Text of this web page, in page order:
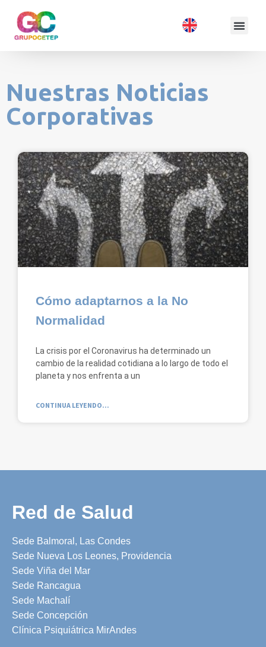
Nuestras Noticias
Corporativas
Cómo adaptarnos a la No
Normalidad
La crisis por el Coronavirus ha determinado un
cambio de la realidad cotidiana a lo largo de todo el
planeta y nos enfrenta a un
CONTINUA LEYENDO...
Red de Salud
Sede Balmoral, Las Condes
Sede Nueva Los Leones, Providencia
Sede Viña del Mar
Sede Rancagua
Sede Machalí
Sede Concepción
Clínica Psiquiátrica MirAndes